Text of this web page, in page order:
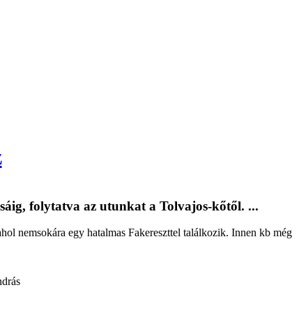
folytatva az utunkat a Tolvajos-kőtől. ...
nemsokára egy hatalmas Fakereszttel találkozik. Innen kb még